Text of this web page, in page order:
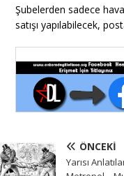
Şubelerden sadece
satışı yapılabilecek,
ÖNCEKI
Yarısı